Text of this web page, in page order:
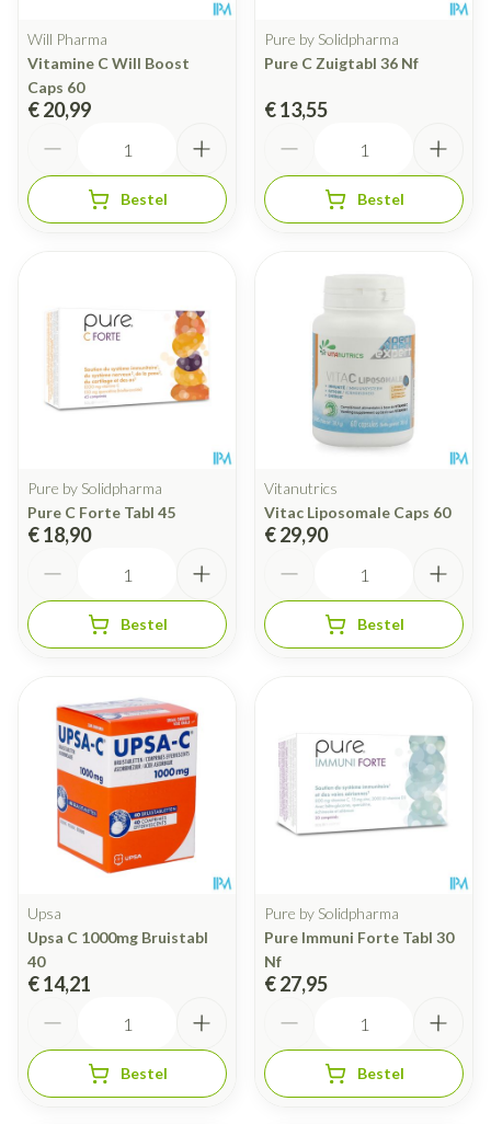
Will Pharma
Vitamine C Will Boost
Caps 60
€ 20,99
Bestel
Pure by Solidpharma
Pure C Zuigtabl 36 Nf
€ 13,55
Bestel
Pure by Solidpharma
Pure C Forte Tabl 45
€ 18,90
Bestel
Vitanutrics
Vitac Liposomale Caps 60
€ 29,90
Bestel
Upsa
Upsa C 1000mg Bruistabl
40
€ 14,21
Bestel
Pure by Solidpharma
Pure Immuni Forte Tabl 30
Nf
€ 27,95
Bestel